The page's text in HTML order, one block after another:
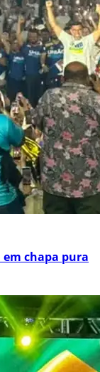
chapa pura